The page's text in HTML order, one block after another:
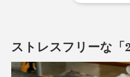
ストレスフリーな「